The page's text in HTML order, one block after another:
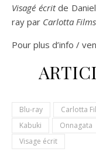
Visagé écritde
ray par Carlotta Films
Pour plus d’info /
Blu-ray Carlotta
Kabuki
Onnagata
Visage écrit